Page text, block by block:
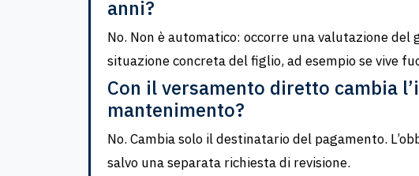
anni?
No. Non è automatico: occorre una valutazione del
situazione concreta del figlio, ad esempio se vive
Con il versamento diretto cambia
mantenimento?
No. Cambia solo il destinatario del pagamento.
salvo una separata richiesta di revisione.